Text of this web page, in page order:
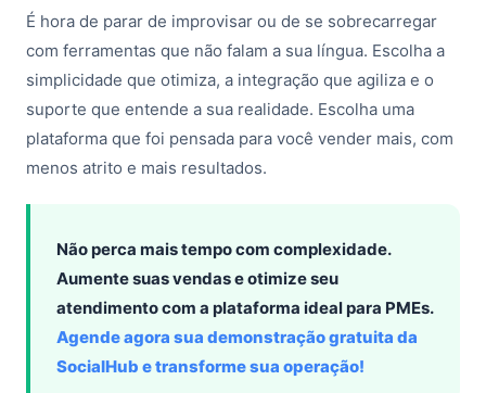
É hora de parar de improvisar ou de se sobrecarregar
com ferramentas que não falam a sua língua. Escolha a
simplicidade que otimiza, a integração que agiliza e o
suporte que entende a sua realidade. Escolha uma
plataforma que foi pensada para você vender mais, com
menos atrito e mais resultados.
Não perca mais tempo com complexidade.
Aumente suas vendas e otimize seu
atendimento com a plataforma ideal para PMEs.
Agende agora sua demonstração gratuita da
SocialHub e transforme sua operação!